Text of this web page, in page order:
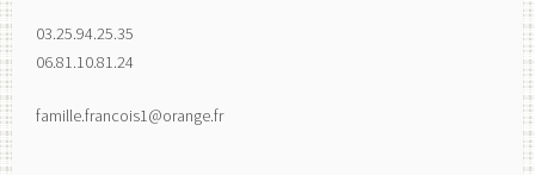
03.25.94.25.35
06.81.10.81.24
famille.francois1@orange.fr